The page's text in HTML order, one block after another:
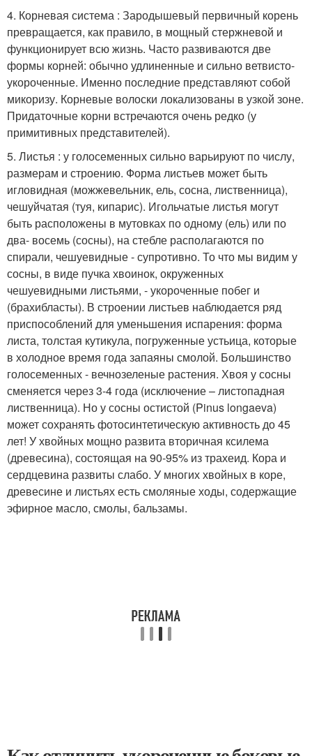
4. Корневая система : Зародышевый первичный корень
превращается, как правило, в мощный стержневой и
функционирует всю жизнь. Часто развиваются две
формы корней: обычно удлиненные и сильно ветвисто-
укороченные. Именно последние представляют собой
микоризу. Корневые волоски локализованы в узкой зоне.
Придаточные корни встречаются очень редко (у
примитивных представителей).
5. Листья : у голосеменных сильно варьируют по числу,
размерам и строению. Форма листьев может быть
игловидная (можжевельник, ель, сосна, лиственница),
чешуйчатая (туя, кипарис). Игольчатые листья могут
быть расположены в мутовках по одному (ель) или по
два- восемь (сосны), на стебле располагаются по
спирали, чешуевидные - супротивно. То что мы видим у
сосны, в виде пучка хвоинок, окруженных
чешуевидными листьями, - укороченные побег и
(брахибласты). В строении листьев наблюдается ряд
приспособлений для уменьшения испарения: форма
листа, толстая кутикула, погруженные устьица, которые
в холодное время года запаяны смолой. Большинство
голосеменных - вечнозеленые растения. Хвоя у сосны
сменяется через 3-4 года (исключение – листопадная
лиственница). Но у сосны остистой (Pinus longaeva)
может сохранять фотосинтетическую активность до 45
лет! У хвойных мощно развита вторичная ксилема
(древесина), состоящая на 90-95% из трахеид. Кора и
сердцевина развиты слабо. У многих хвойных в коре,
древесине и листьях есть смоляные ходы, содержащие
эфирное масло, смолы, бальзамы.